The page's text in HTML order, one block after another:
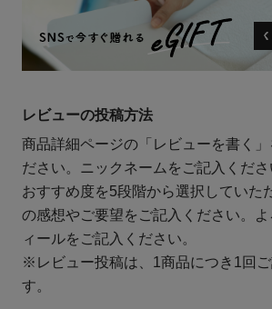
レビューの投稿方法
商品詳細ページの「レビューを書く」
ださい。ニックネームをご記入くださ
おすすめ度を5段階から選択していた
の感想やご要望をご記入ください。
ィールをご記入ください。
※レビュー投稿は、1商品につき1回ご
す。